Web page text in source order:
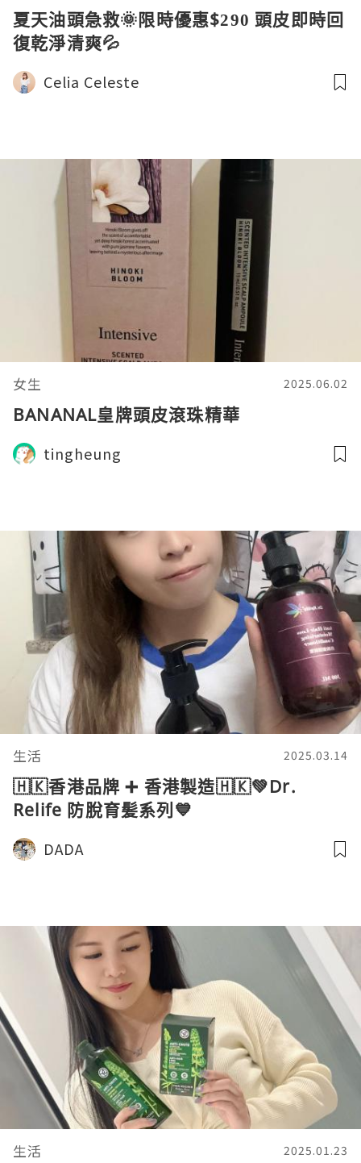
夏天油頭急救🌞限時優惠$290 頭皮即時回
復乾淨清爽💦
Celia Celeste
女生 2025.06.02
BANANAL皇牌頭皮滾珠精華
tingheung
生活 2025.03.14
🇭🇰香港品牌 ➕ 香港製造🇭🇰💚Dr.
Relife 防脫育髪系列💙
DADA
生活 2025.01.23